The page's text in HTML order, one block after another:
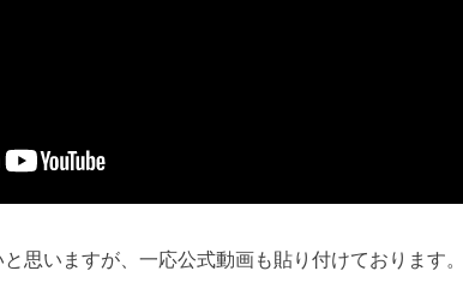
思いますが、一応公式動画も貼り付けております。